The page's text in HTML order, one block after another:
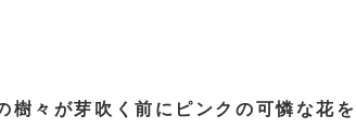
々が芽吹く前にピンクの可憐な花を